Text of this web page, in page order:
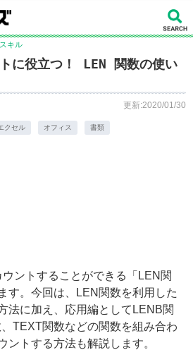
キル
に役立つ！ LEN 関数の使い
更新:2020/01/30
クセル オフィス 書類
ントすることができる「LEN関
す。今回は、LEN関数を利用した
法に加え、応用編としてLENB関
TEXT関数などの関数を組み合わ
ントする方法も解説します。